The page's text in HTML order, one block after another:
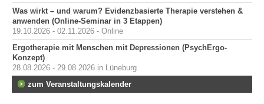
Was wirkt – und warum? Evidenzbasierte Therapie verstehen &
anwenden (Online-Seminar in 3 Etappen)
19.10.2026 - 02.11.2026 - Online
Ergotherapie mit Menschen mit Depressionen (PsychErgo-
Konzept)
28.08.2026 - 29.08.2026 in Lüneburg
zum Veranstaltungskalender